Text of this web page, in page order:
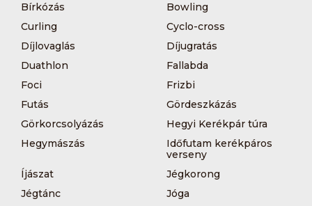
Bírkózás
Bowling
Curling
Cyclo-cross
Díjlovaglás
Díjugratás
Duathlon
Fallabda
Foci
Frizbi
Futás
Gördeszkázás
Görkorcsolyázás
Hegyi Kerékpár túra
Hegymászás
Időfutam kerékpáros
verseny
Íjászat
Jégkorong
Jégtánc
Jóga